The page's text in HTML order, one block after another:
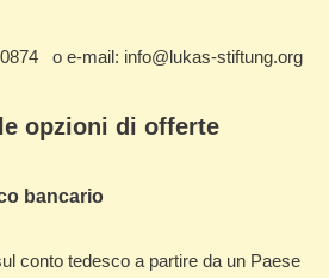
o e-mail: info@lukas-stiftung.org
opzioni di offerte
bancario
conto tedesco a partire da un Paese